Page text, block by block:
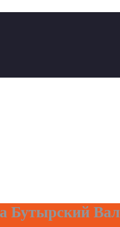
Бутырский Вал